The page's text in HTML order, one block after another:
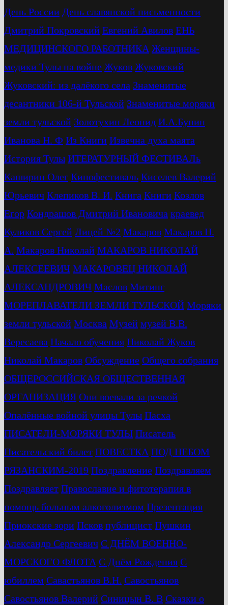
День России День славянской письменности
Дмитрий Покровский Евгений Авилов ЕНЬ
МЕДИЦИНСКОГО РАБОТНИКА Женщины-
медики Тулы на войне Жуков Жуковский
Жуковский: из далёкого села Знаменитые
десантники 106-й Тульской Знаменитые моряки
земли тульской Золотухин Леонид И.А.Бунин
Иванова Н. Ф Из Книги Извечна духа маята
История Тулы ИТЕРАТУРНЫЙ ФЕСТИВАЛь
Каширин Олег Кинофестиваль Киселев Валерий
Юрьевич Клепиков В. И. Книга Книги Козлов
Егор Кондрашов Дмитрий Ивановича краевед
Куликов Сергей Лицей №2 Макаров Макаров Н.
А. Макаров Николай МАКАРОВ НИКОЛАЙ
АЛЕКСЕЕВИЧ МАКАРОВЕЦ НИКОЛАЙ
АЛЕКСАНДРОВИЧ Маслов Митинг
МОРЕПЛАВАТЕЛИ ЗЕМЛИ ТУЛЬСКОЙ Моряки
земли тульской Москва Музей музей В.В.
Вересаева Начало обучения Николай Жуков
Николай Макаров Обсуждение Общего собрания
ОБЩЕРОССИЙСКАЯ ОБЩЕСТВЕННАЯ
ОРГАНИЗАЦИЯ Они воевали за речкой
Опалённые войной улицы Тулы Пасха
ПИСАТЕЛИ-МОРЯКИ ТУЛЫ Писатель
Писательский билет ПОВЕСТКА ПОД НЕБОМ
РЯЗАНСКИМ-2019 Поздравление Поздравляем
Поздравляет Православие и фитотерапия в
помощь больным алкоголизмом Презентация
Приокские зори Псков публицист Пушкин
Александр Сергеевич С ДНЁМ ВОЕННО-
МОРСКОГО ФЛОТА С Днём Рождения С
юбиллем Савастьянов В.Н. Савостьянов
Савостьянов Валерий Синицын В. В Сказки о